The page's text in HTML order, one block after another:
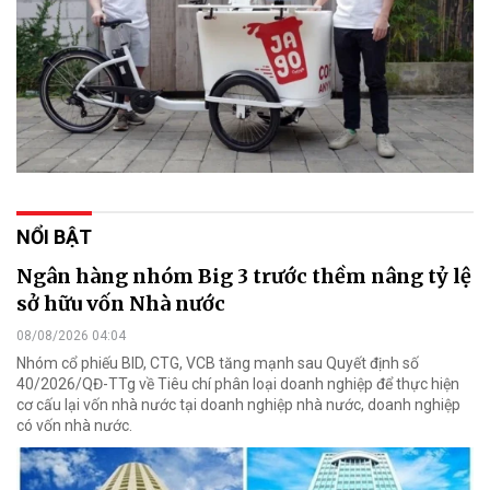
NỔI BẬT
Ngân hàng nhóm Big 3 trước thềm nâng tỷ lệ
sở hữu vốn Nhà nước
08/08/2026 04:04
Nhóm cổ phiếu BID, CTG, VCB tăng mạnh sau Quyết định số
40/2026/QĐ-TTg về Tiêu chí phân loại doanh nghiệp để thực hiện
cơ cấu lại vốn nhà nước tại doanh nghiệp nhà nước, doanh nghiệp
có vốn nhà nước.